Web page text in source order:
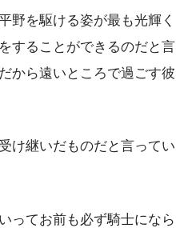
野を駆ける姿が最も光輝く
することができるのだと言
から遠いところで過ごす彼
け継いだものだと言ってい
ってお前も必ず騎士になら